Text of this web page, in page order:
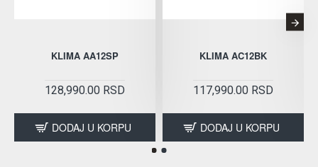
KLIMA AA12SP
128,990.00 RSD
DODAJ U KORPU
KLIMA AC12BK
117,990.00 RSD
DODAJ U KORPU